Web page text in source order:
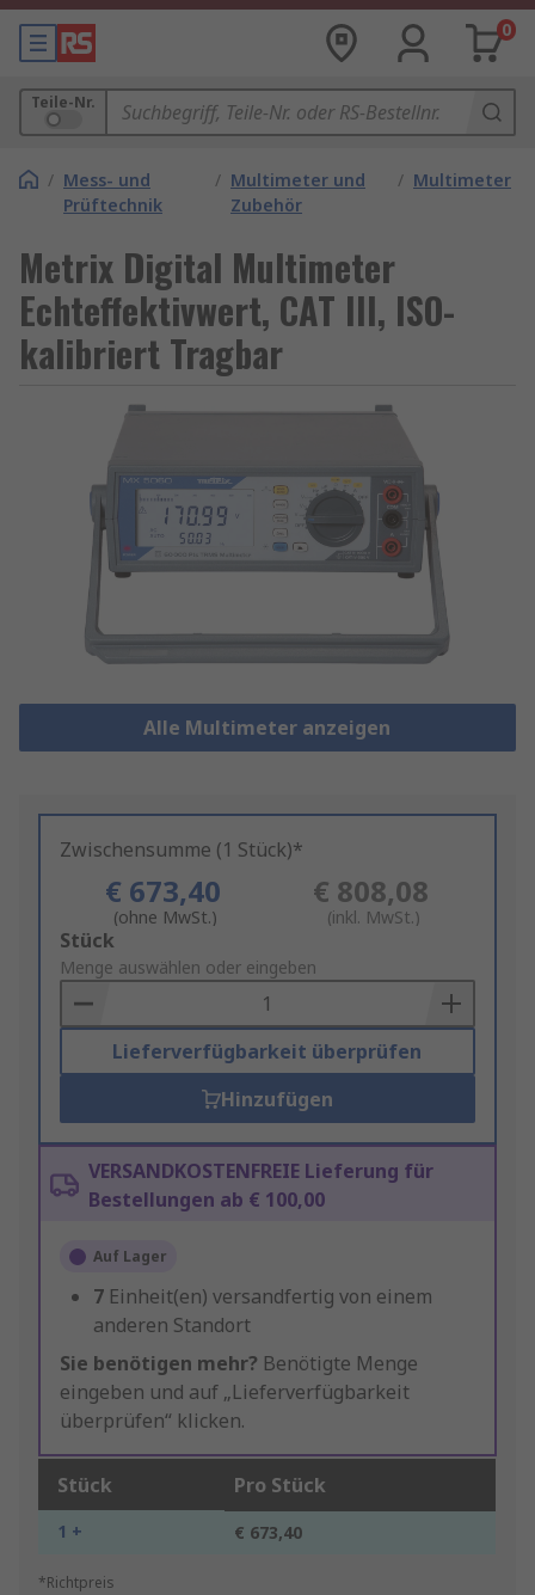
0
Teile-Nr.
/ Mess- und
Prüftechnik
/ Multimeter und
Zubehör
/ Multimeter
Metrix Digital Multimeter
Echteffektivwert, CAT III, ISO-
kalibriert Tragbar
Alle Multimeter anzeigen
Zwischensumme (1 Stück)*
€ 673,40
(ohne MwSt.)
€ 808,08
(inkl. MwSt.)
Add
to
Basket
Stück
Menge auswählen oder eingeben
Lieferverfügbarkeit überprüfen
Hinzufügen
VERSANDKOSTENFREIE Lieferung für
Bestellungen ab € 100,00
Auf Lager
7 Einheit(en) versandfertig von einem
anderen Standort
Sie benötigen mehr? Benötigte Menge
eingeben und auf „Lieferverfügbarkeit
überprüfen“ klicken.
Stück Pro Stück
1 + € 673,40
*Richtpreis